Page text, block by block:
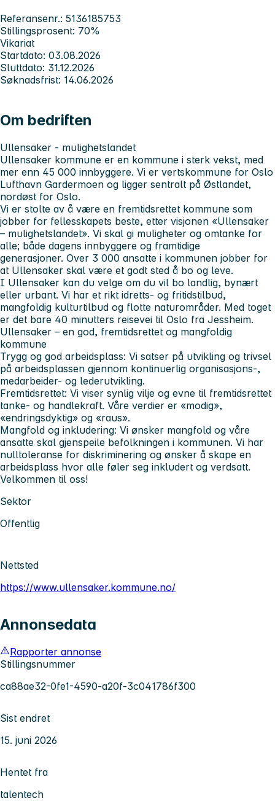
Referansenr.: 5136185753
Stillingsprosent: 70%
Vikariat
Startdato: 03.08.2026
Sluttdato: 31.12.2026
Søknadsfrist: 14.06.2026
Om bedriften
Ullensaker - mulighetslandet
Ullensaker kommune er en kommune i sterk vekst, med
mer enn 45 000 innbyggere. Vi er vertskommune for Oslo
Lufthavn Gardermoen og ligger sentralt på Østlandet,
nordøst for Oslo.
Vi er stolte av å være en fremtidsrettet kommune som
jobber for fellesskapets beste, etter visjonen «Ullensaker
– mulighetslandet». Vi skal gi muligheter og omtanke for
alle; både dagens innbyggere og framtidige
generasjoner. Over 3 000 ansatte i kommunen jobber for
at Ullensaker skal være et godt sted å bo og leve.
I Ullensaker kan du velge om du vil bo landlig, bynært
eller urbant. Vi har et rikt idretts- og fritidstilbud,
mangfoldig kulturtilbud og flotte naturområder. Med toget
er det bare 40 minutters reisevei til Oslo fra Jessheim.
Ullensaker – en god, fremtidsrettet og mangfoldig
kommune
Trygg og god arbeidsplass: Vi satser på utvikling og trivsel
på arbeidsplassen gjennom kontinuerlig organisasjons-,
medarbeider- og lederutvikling.
Fremtidsrettet: Vi viser synlig vilje og evne til fremtidsrettet
tanke- og handlekraft. Våre verdier er «modig»,
«endringsdyktig» og «raus».
Mangfold og inkludering: Vi ønsker mangfold og våre
ansatte skal gjenspeile befolkningen i kommunen. Vi har
nulltoleranse for diskriminering og ønsker å skape en
arbeidsplass hvor alle føler seg inkludert og verdsatt.
Velkommen til oss!
Sektor
Offentlig
Nettsted
https://www.ullensaker.kommune.no/
Annonsedata
Rapporter annonse
Stillingsnummer
ca88ae32-0fe1-4590-a20f-3c041786f300
Sist endret
15. juni 2026
Hentet fra
talentech